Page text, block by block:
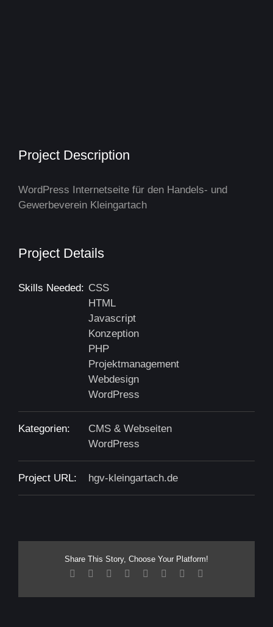
Project Description
WordPress Internetseite für den Handels- und
Gewerbeverein Kleingartach
Project Details
Skills Needed: CSS
HTML
Javascript
Konzeption
PHP
Projektmanagement
Webdesign
WordPress
Kategorien:
CMS & Webseiten
WordPress
Project URL: hgv-kleingartach.de
Share This Story, Choose Your Platform!
Facebook Reddit LinkedIn
TumblrPinterest